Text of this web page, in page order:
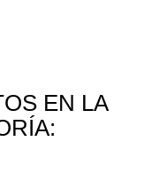
EN LA